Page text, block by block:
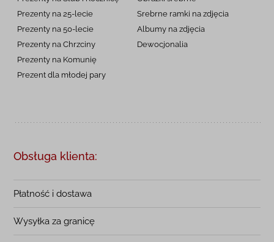
Prezenty na 25-lecie
Prezenty na 50-lecie
Prezenty na Chrzciny
Prezenty na Komunię
Prezent dla młodej pary
Srebrne ramki na zdjęcia
Albumy na zdjęcia
Dewocjonalia
Obsługa klienta:
Płatność i dostawa
Wysyłka za granicę